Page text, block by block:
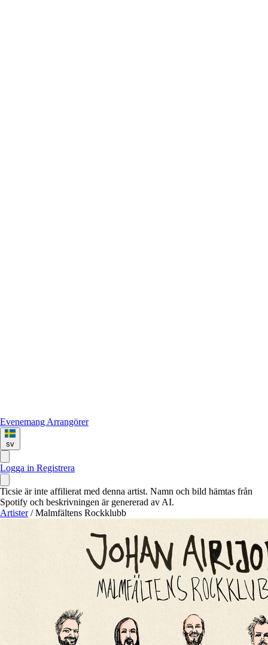
Evenemang Arrangörer
sv
Logga in Registrera
Ticsie är inte affilierat med denna artist. Namn och bild hämtas från
Spotify och beskrivningen är genererad av AI.
Artister / Malmfältens Rockklubb